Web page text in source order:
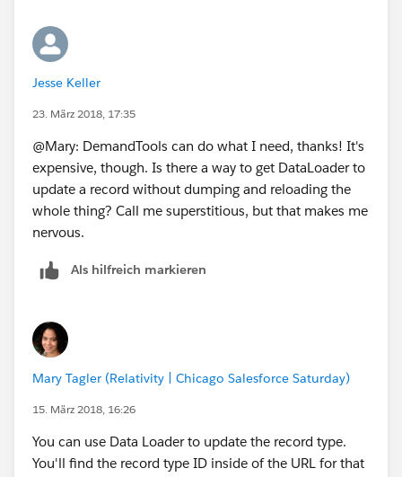
Jesse Keller
23. März 2018, 17:35
@Mary: DemandTools can do what I need, thanks! It's
expensive, though. Is there a way to get DataLoader to
update a record without dumping and reloading the
whole thing? Call me superstitious, but that makes me
nervous.
Als hilfreich markieren
Mary Tagler (Relativity | Chicago Salesforce Saturday)
15. März 2018, 16:26
You can use Data Loader to update the record type.
You'll find the record type ID inside of the URL for that